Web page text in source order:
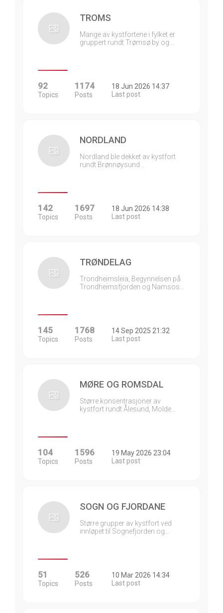
TROMS
Mange av kystfortene i fylket er
gruppert rundt Trømsø by og…
92
Topics
1174
Posts
18 Jun 2026 14:37
Last post
NORDLAND
Nordland ble dekket av kystfort
rundt Brønnøysund…
142
Topics
1697
Posts
18 Jun 2026 14:38
Last post
TRØNDELAG
Trondheimsleia, Begynnelsen på
Trondheimsfjorden og Namsos…
145
Topics
1768
Posts
14 Sep 2025 21:32
Last post
MØRE OG ROMSDAL
Større konsentrasjoner av
kystfort rundt Ålesund, Molde…
104
Topics
1596
Posts
19 May 2026 23:04
Last post
SOGN OG FJORDANE
Større grupper av kystfort ved
innløpet til Sognefjorden og…
51
Topics
526
Posts
10 Mar 2026 14:34
Last post